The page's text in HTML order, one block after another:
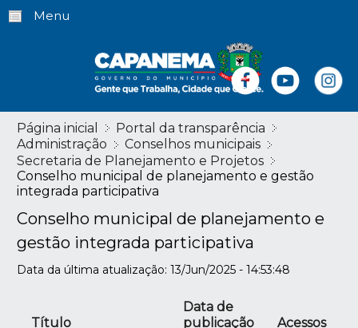
Menu
Página inicial
Portal da transparência
Administração
Conselhos municipais
Secretaria de Planejamento e Projetos
Conselho municipal de planejamento e gestão
integrada participativa
Conselho municipal de planejamento e
gestão integrada participativa
Data da última atualização: 13/Jun/2025 - 14:53:48
Título
Data de
publicação
Acessos